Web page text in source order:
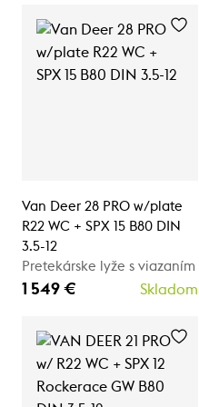
Van Deer 28 PRO w/plate
R22 WC + SPX 15 B80 DIN
3.5-12
Pretekárske lyže s viazaním
1 549 € Skladom